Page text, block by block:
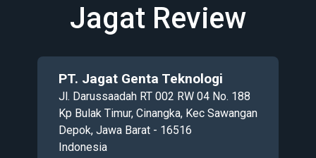
Jagat Review
PT. Jagat Genta Teknologi
Jl. Darussaadah RT 002 RW 04 No. 188
Kp Bulak Timur, Cinangka, Kec Sawangan
Depok, Jawa Barat - 16516
Indonesia